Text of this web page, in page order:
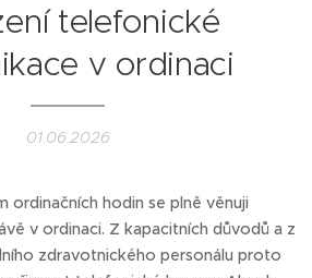
telefonické
v ordinaci
01.06.2026
ordinačních hodin se plně věnuji
v ordinaci. Z kapacitních důvodů a z
zdravotnického personálu proto